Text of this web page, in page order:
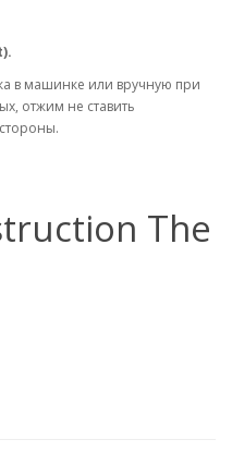
в машинке или вручную при
отжим не ставить
The